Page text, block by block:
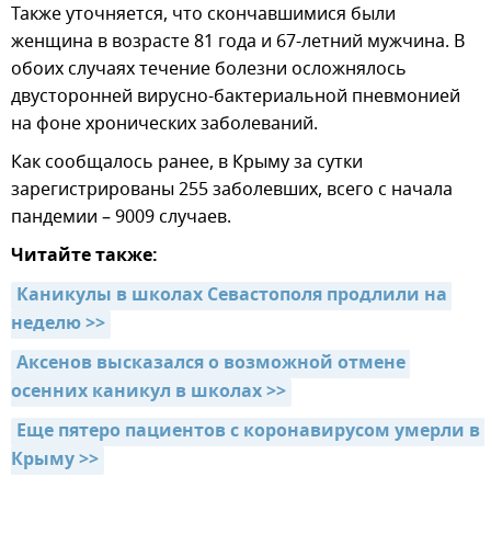
Также уточняется, что скончавшимися были
женщина в возрасте 81 года и 67-летний мужчина. В
обоих случаях течение болезни осложнялось
двусторонней вирусно-бактериальной пневмонией
на фоне хронических заболеваний.
Как сообщалось ранее, в Крыму за сутки
зарегистрированы 255 заболевших, всего с начала
пандемии – 9009 случаев.
Читайте также:
Каникулы в школах Севастополя продлили на
неделю >>
Аксенов высказался о возможной отмене
осенних каникул в школах >>
Еще пятеро пациентов с коронавирусом умерли в
Крыму >>